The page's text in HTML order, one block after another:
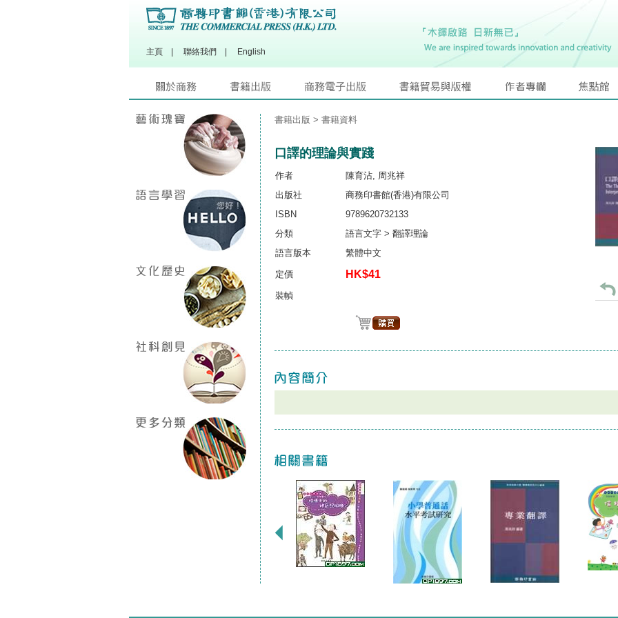
主頁 聯絡我們 English
書籍出版 > 書籍資料
口譯的理論與實踐
作者
陳育沾, 周兆祥
出版社
商務印書館(香港)有限公司
ISBN
9789620732133
分類
語言文字 > 翻譯理論
語言版本
繁體中文
定價 HK$41
裝幀